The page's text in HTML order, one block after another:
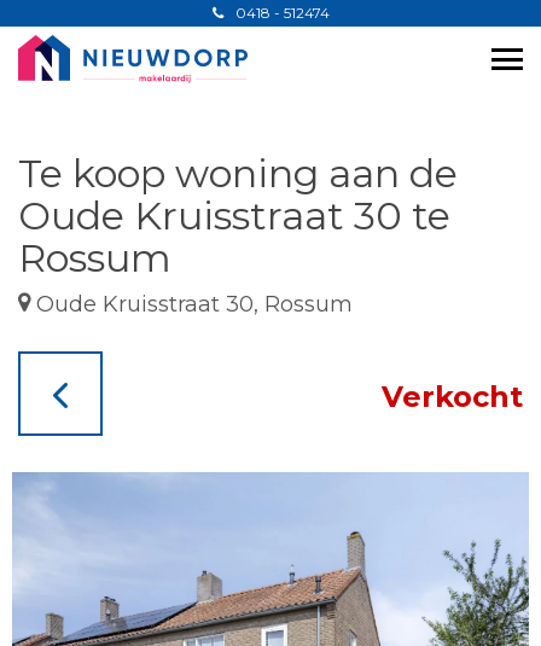
0418 - 512474
Te koop woning aan de
Oude Kruisstraat 30 te
Rossum
Oude Kruisstraat 30, Rossum
Verkocht